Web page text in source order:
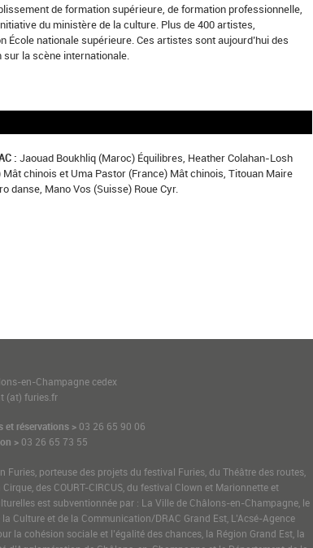
de formation supérieure, de formation professionnelle,
du ministère de la culture. Plus de 400 artistes,
École nationale supérieure. Ces artistes sont aujourd’hui des
sur la scène internationale.
: Jaouad Boukhliq (Maroc) Équilibres, Heather Colahan-Losh
chinois et Uma Pastor (France) Mât chinois, Titouan Maire
danse, Mano Vos (Suisse) Roue Cyr.
en-Champagne cedex
(at) furies.fr
et réservations > 03 26 65 90 06
> 03 26 65 73 55
Furies, porteuse des projets du festival Furies, du Théâtre des routes,
des COURT-CIRCUS, du festival Clown et Marionnette et
est subventionnée par : La Ville de Châlons-en-Champagne, le
Culture et de la Communication/DRAC Grand Est, L’Acsé-Agence
la cohésion sociale et l’égalité des chances, la Région Grand Est, la